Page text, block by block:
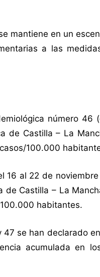
mantiene en un
a las
número
de Castilla – La
100.000
16 al 22 de
Castilla – La
habitantes.
se han declarado
acumulada en